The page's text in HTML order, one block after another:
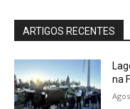
ARTIGOS RECENTES
na